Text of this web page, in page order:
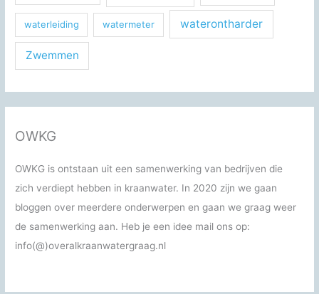
waterleiding watermeter waterontharder
Zwemmen
OWKG
OWKG is ontstaan uit een samenwerking van bedrijven die
zich verdiept hebben in kraanwater. In 2020 zijn we gaan
bloggen over meerdere onderwerpen en gaan we graag weer
de samenwerking aan. Heb je een idee mail ons op:
info(@)overalkraanwatergraag.nl